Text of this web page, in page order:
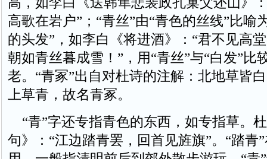
高歌在岩户”；“青丝”由“青色的丝线”比喻
的头发”，如李白《将进酒》：“君不见高
朝如青丝暮成雪！”，用“青丝”与“白发”比
老。“青冢”出自对杜诗的注解：北地草皆
上草青，故名青冢。
“青”字还专指青色的东西，如专指草。
句》：“江边踏青罢，回首见旌旗”。“踏青